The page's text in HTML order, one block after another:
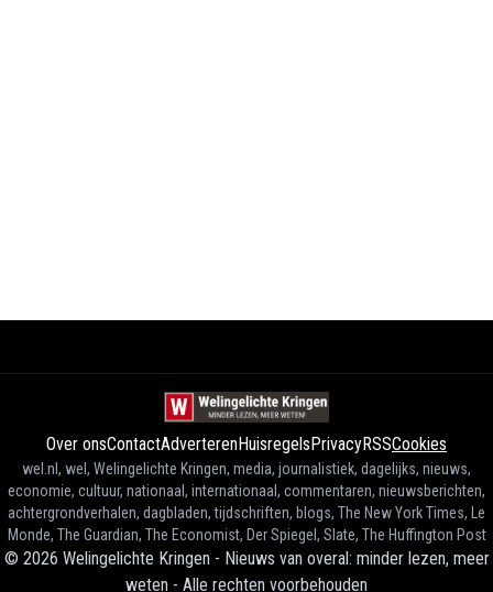
Over onsContactAdverterenHuisregelsPrivacyRSSCookies
wel.nl, wel, Welingelichte Kringen, media, journalistiek, dagelijks, nieuws,
economie, cultuur, nationaal, internationaal, commentaren, nieuwsberichten,
achtergrondverhalen, dagbladen, tijdschriften, blogs, The New York Times, Le
Monde, The Guardian, The Economist, Der Spiegel, Slate, The Huffington Post
© 2026 Welingelichte Kringen - Nieuws van overal: minder lezen, meer
weten - Alle rechten voorbehouden